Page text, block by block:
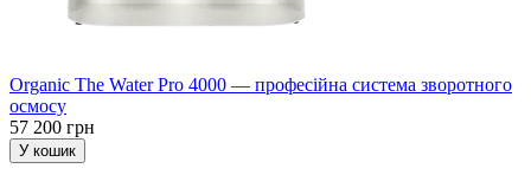
Organic The Water Pro 4000 — професійна система зворотного
осмосу
57 200 грн
У кошик